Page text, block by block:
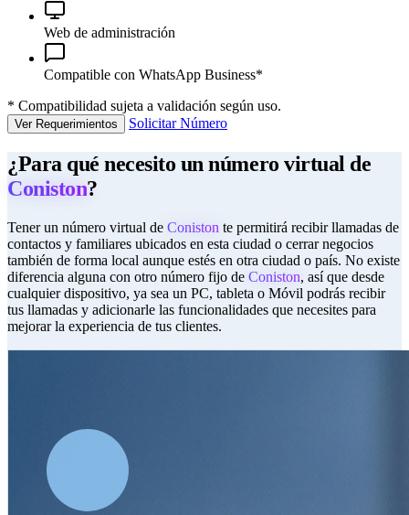
Web de administración
Compatible con WhatsApp Business*
* Compatibilidad sujeta a validación según uso.
Ver Requerimientos Solicitar Número
¿Para qué necesito un número virtual de
Coniston?
Tener un número virtual de Coniston te permitirá recibir llamadas de
contactos y familiares ubicados en esta ciudad o cerrar negocios
también de forma local aunque estés en otra ciudad o país. No existe
diferencia alguna con otro número fijo de Coniston, así que desde
cualquier dispositivo, ya sea un PC, tableta o Móvil podrás recibir
tus llamadas y adicionarle las funcionalidades que necesites para
mejorar la experiencia de tus clientes.